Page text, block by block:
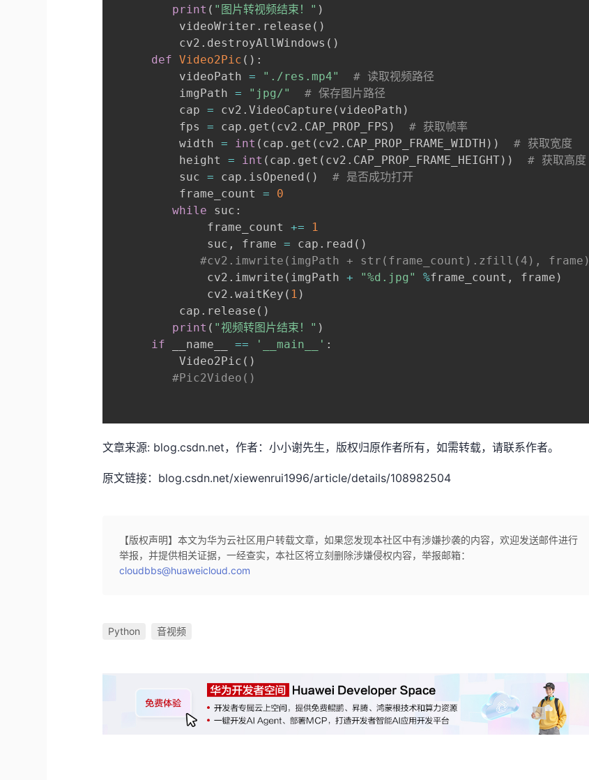
print ( "图片转视频结束！" )
          videoWriter
. release ( )
          cv2
. destroyAllWindows ( )
def Video2Pic ( ) :
          videoPath
= "./res.mp4"
# 读取视频路径
          imgPath
= "jpg/"
# 保存图片路径
          cap
= cv2 .VideoCapture ( videoPath )
          fps
= cap . get ( cv2 . CAP_PROP_FPS )
# 获取帧率
          width
= int ( cap . get ( cv2 . CAP_PROP_FRAME_WIDTH ) )
# 获取宽度
          height
= int ( cap . get ( cv2 . CAP_PROP_FRAME_HEIGHT) )
# 获取高度
          suc
= cap . isOpened ( )
# 是否成功打开
          frame_count
=
0
while suc :
              frame_count
+=
1
              suc
, frame = cap . read ( )
#cv2.imwrite(imgPath + str(frame_count).zfill(4), frame)
              cv2
. imwrite ( imgPath + "%d.jpg" %frame_count , frame )
              cv2
.waitKey ( 1 )
          cap
. release ( )
print ( "视频转图片结束！" )
if __name__ == '__main__' :
          Video2Pic
( )
#Pic2Video()
文章来源: blog.csdn.net，作者：小小谢先生，版权归原作者所有，如需转载，请联系作者。
原文链接：blog.csdn.net/xiewenrui1996/article/details/108982504
【版权声明】本文为华为云社区用户转载文章，如果您发现本社区中有涉嫌抄袭的内容，欢迎发送邮件进行
举报，并提供相关证据，一经查实，本社区将立刻删除涉嫌侵权内容，举报邮箱：
cloudbbs@huaweicloud.com
Python 音视频